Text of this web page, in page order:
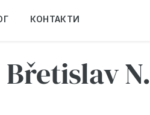
КОНТАКТИ
Břetislav N.